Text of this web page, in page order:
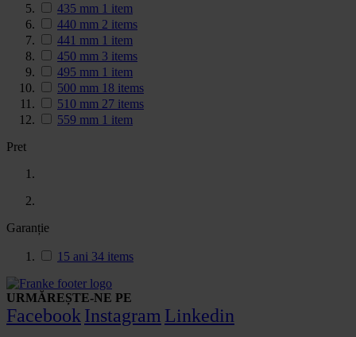
435 mm 1 item
440 mm 2 items
441 mm 1 item
450 mm 3 items
495 mm 1 item
500 mm 18 items
510 mm 27 items
559 mm 1 item
Pret
Garanție
15 ani 34 items
URMĂREȘTE-NE PE
Facebook Instagram Linkedin